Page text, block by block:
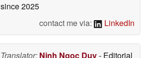
since 2025
contact me via:
LinkedIn
Translator: Ninh Ngoc Duy- Editorial